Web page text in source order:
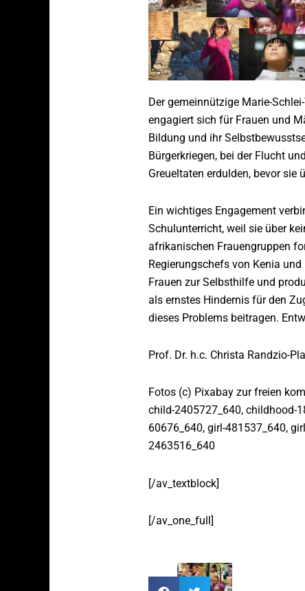
Der gemeinnützige Marie-
engagiert sich für Frauen und
Bildung und ihr
Bürgerkriegen, bei der Flucht
Greueltaten erdulden, bevor
Ein wichtiges Engagement
Schulunterricht, weil sie über
afrikanischen Frauengruppen
Regierungschefs von Kenia
Frauen zur Selbsthilfe und
als ernstes Hindernis für den
dieses Problems beitragen.
Prof. Dr. h.c. Christa Randzio-
Fotos (c) Pixabay zur freien
child-2405727_640, childhood-
60676_640, girl-481537_640,
2463516_640
[/av_textblock]
[/av_one_full]